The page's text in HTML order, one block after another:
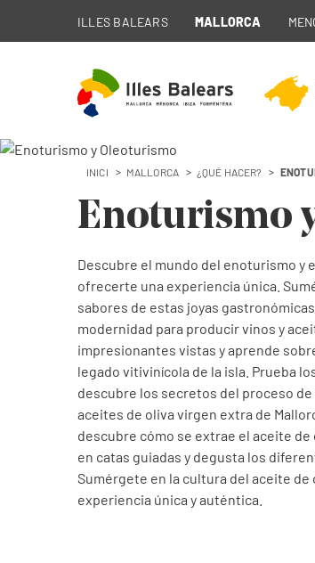
ILLES BALEARS MALLORCA
INICI MALLORCA ¿QUÉ HACER?
Enoturismo
Descubre el mundo del enoturismo y
ofrecerte una experiencia única.
sabores de estas joyas
modernidad para producir vinos y
impresionantes vistas y aprende
legado vitivinícola de la isla. Prueba
descubre los secretos del proceso
aceites de oliva virgen extra de
descubre cómo se extrae el aceite
en catas guiadas y degusta los
Sumérgete en la cultura del aceite
experiencia única y auténtica.